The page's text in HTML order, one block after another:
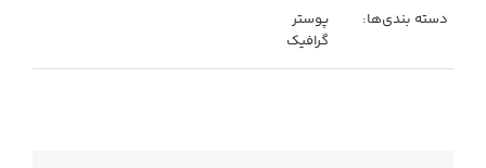
دسته بندی‌ها:
پوستر
گرافیک